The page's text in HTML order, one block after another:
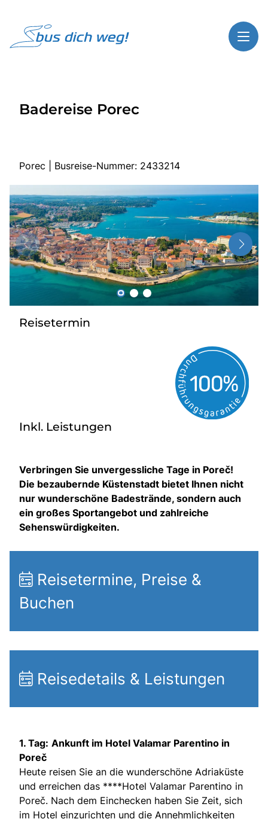
Highlights
Start
Busreisen
Bus mieten
Gutscheinshop
Über bus dich weg!
Radio!
Badereise Porec
Porec | Busreise-Nummer: 2433214
Reisetermin
Inkl. Leistungen
Verbringen Sie unvergessliche Tage in Poreč!
Die bezaubernde Küstenstadt bietet Ihnen nicht
nur wunderschöne Badestrände, sondern auch
ein großes Sportangebot und zahlreiche
Sehenswürdigkeiten.
Reisetermine, Preise &
Buchen
Reisedetails & Leistungen
1. Tag: Ankunft im Hotel Valamar Parentino in
Poreč
Heute reisen Sie an die wunderschöne Adriaküste
und erreichen das ****Hotel Valamar Parentino in
Poreč. Nach dem Einchecken haben Sie Zeit, sich
im Hotel einzurichten und die Annehmlichkeiten